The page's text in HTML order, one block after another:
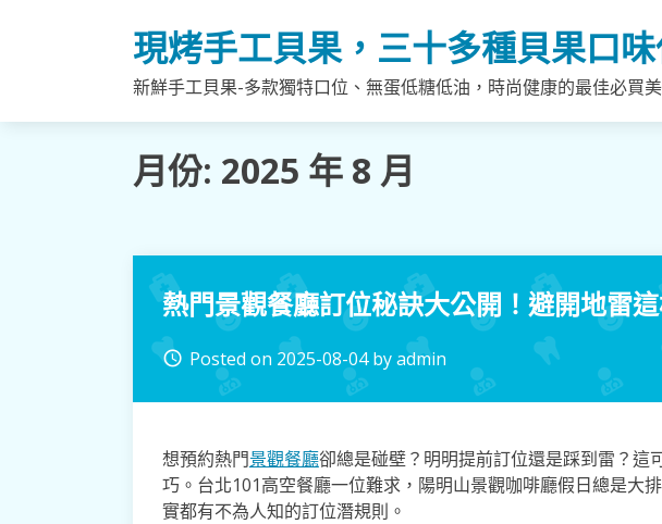
現烤手工貝果，三十多種貝果口
新鮮手工貝果-多款獨特口位、無蛋低糖低油，時尚健康的最佳必買
月份: 2025 年 8 月
熱門景觀餐廳訂位秘訣大公開！避開地雷
access_time Posted on 2025-08-04byadmin
想預約熱門景觀餐廳卻總是碰壁？明明提前訂位還是踩到雷？這
巧。台北101高空餐廳一位難求，陽明山景觀咖啡廳假日總是大
實都有不為人知的訂位潛規則。